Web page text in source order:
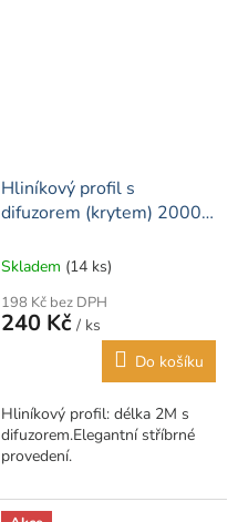
Hliníkový profil s
difuzorem (krytem) 2000 x
Skladem (14 ks)
198 Kč bez DPH
240 Kč / ks
Do košíku
Hliníkový profil: délka 2M s
difuzorem.Elegantní stříbrné
provedení.